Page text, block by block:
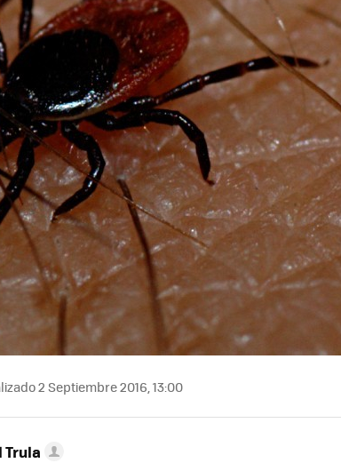
2 Septiembre 2016, 13:00